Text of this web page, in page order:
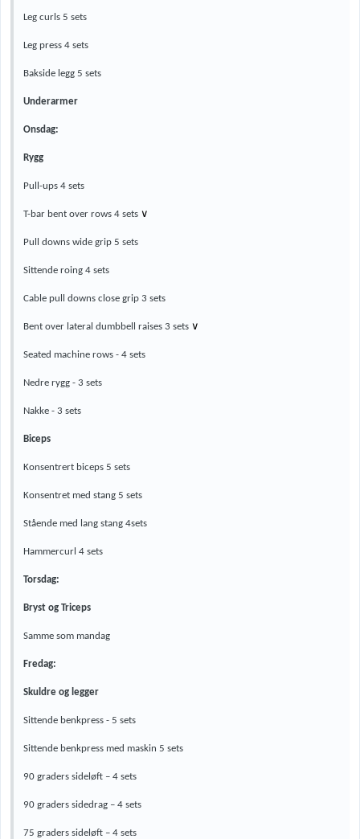
Leg curls 5 sets
Leg press 4 sets
Bakside legg 5 sets
Underarmer
Onsdag:
Rygg
Pull-ups 4 sets
T-bar bent over rows 4 sets ∨
Pull downs wide grip 5 sets
Sittende roing 4 sets
Cable pull downs close grip 3 sets
Bent over lateral dumbbell raises 3 sets ∨
Seated machine rows - 4 sets
Nedre rygg - 3 sets
Nakke - 3 sets
Biceps
Konsentrert biceps 5 sets
Konsentret med stang 5 sets
Stående med lang stang 4sets
Hammercurl 4 sets
Torsdag:
Bryst og Triceps
Samme som mandag
Fredag:
Skuldre og legger
Sittende benkpress - 5 sets
Sittende benkpress med maskin 5 sets
90 graders sideløft – 4 sets
90 graders sidedrag – 4 sets
75 graders sideløft – 4 sets